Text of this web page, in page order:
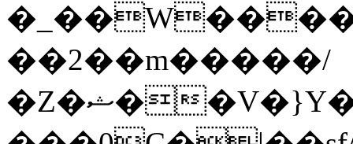
��2��m�����/
�Z�ޝ��V�}Y�I�ծ�O�����S��]z��w��7�޷�����h���u��7w.ϻ���8X��ͮ�����W�dm�Jߜ��q/>?